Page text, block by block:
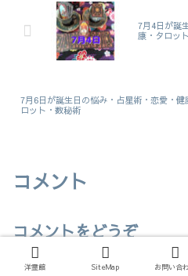
7月4日が誕
康・タロッ
7月6日が誕生日の悩み・占星術・恋愛・健
ロット・数秘術
コメント
コメントをどうぞ
メールアドレスが公開されること
洋霊館 SiteMap お問い合